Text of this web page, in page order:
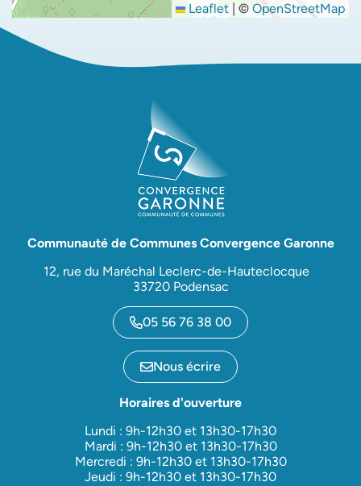
Leaflet | © OpenStreetMap
Communauté de Communes Convergence Garonne
12, rue du Maréchal Leclerc-de-Hauteclocque
33720 Podensac
05 56 76 38 00
Nous écrire
Horaires d'ouverture
Lundi : 9h-12h30 et 13h30-17h30
Mardi : 9h-12h30 et 13h30-17h30
Mercredi : 9h-12h30 et 13h30-17h30
Jeudi : 9h-12h30 et 13h30-17h30